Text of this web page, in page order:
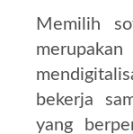
Memilih
bekerja
yang